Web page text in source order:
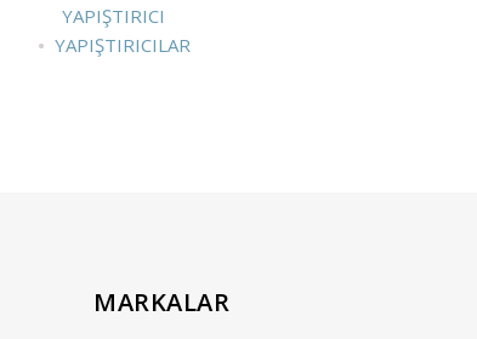
YAPIŞTIRICI
YAPIŞTIRICILAR
MARKALAR